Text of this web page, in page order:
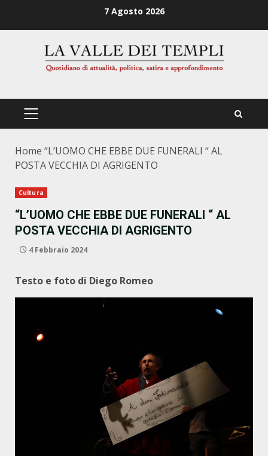
7 Agosto 2026
PRIMÄRES
Home “L’UOMO CHE EBBE DUE FUNERALI “ AL
POSTA VECCHIA DI AGRIGENTO
Cultura
“L’UOMO CHE EBBE DUE FUNERALI “ AL
POSTA VECCHIA DI AGRIGENTO
4 Febbraio 2024
Testo e foto di Diego Romeo